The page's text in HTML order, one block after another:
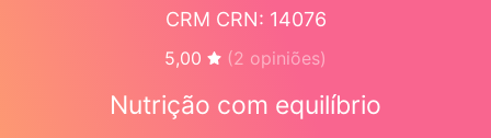
CRM CRN: 14076
5,00 (2 opiniões)
Nutrição com equilíbrio